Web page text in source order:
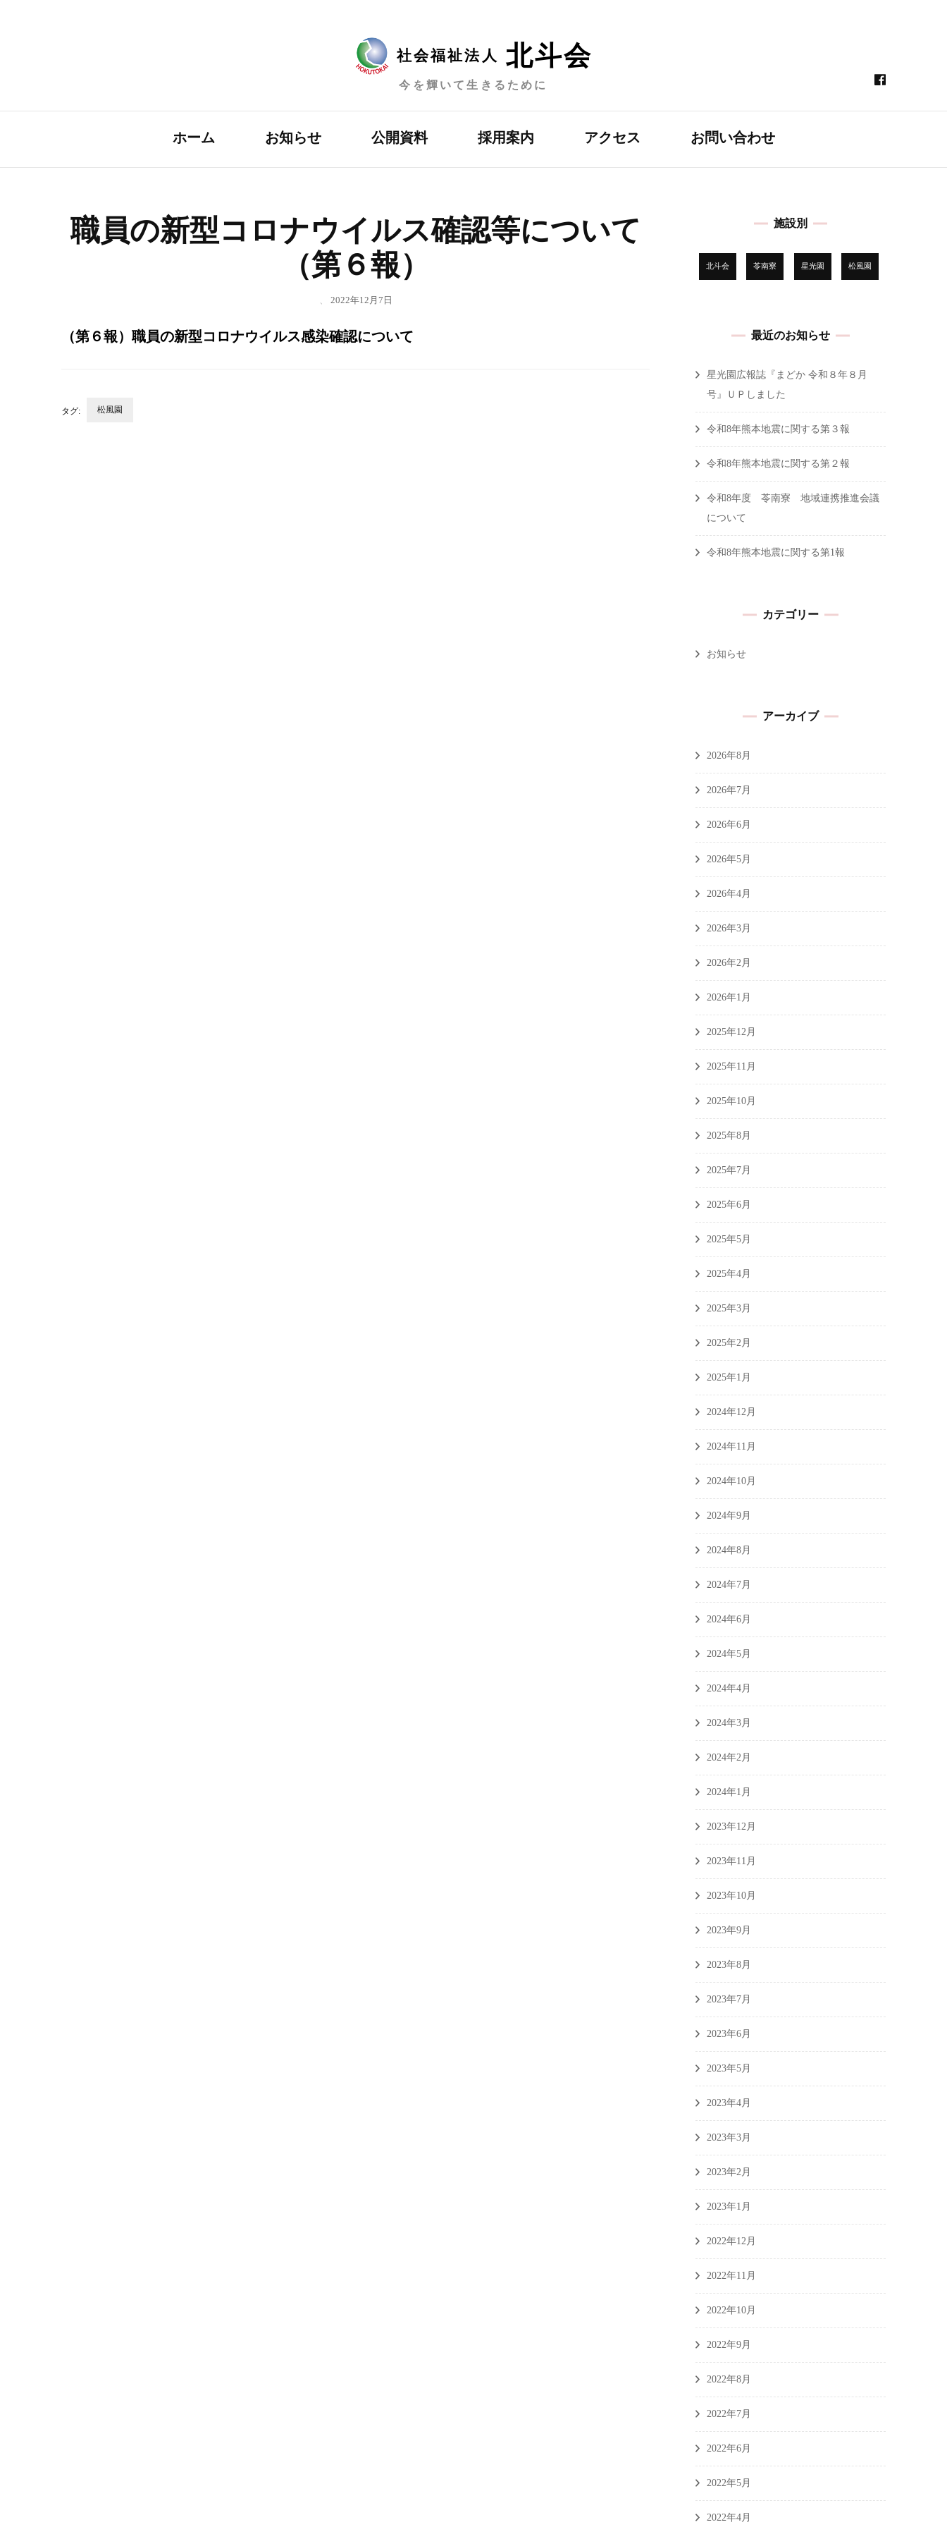
社会福祉法人 北斗会
今を輝いて生きるために
ホーム お知らせ 公開資料 採用案内 アクセス お問い合わせ
職員の新型コロナウイルス確認等について
（第６報）
2022年12月7日
（第６報）職員の新型コロナウイルス感染確認について
タグ: 松風園
施設別
北斗会 苓南寮 星光園 松風園
最近のお知らせ
星光園広報誌『まどか 令和８年８月
号』ＵＰしました
令和8年熊本地震に関する第３報
令和8年熊本地震に関する第２報
令和8年度 苓南寮 地域連携推進会議
について
令和8年熊本地震に関する第1報
カテゴリー
お知らせ
アーカイブ
2026年8月
2026年7月
2026年6月
2026年5月
2026年4月
2026年3月
2026年2月
2026年1月
2025年12月
2025年11月
2025年10月
2025年8月
2025年7月
2025年6月
2025年5月
2025年4月
2025年3月
2025年2月
2025年1月
2024年12月
2024年11月
2024年10月
2024年9月
2024年8月
2024年7月
2024年6月
2024年5月
2024年4月
2024年3月
2024年2月
2024年1月
2023年12月
2023年11月
2023年10月
2023年9月
2023年8月
2023年7月
2023年6月
2023年5月
2023年4月
2023年3月
2023年2月
2023年1月
2022年12月
2022年11月
2022年10月
2022年9月
2022年8月
2022年7月
2022年6月
2022年5月
2022年4月